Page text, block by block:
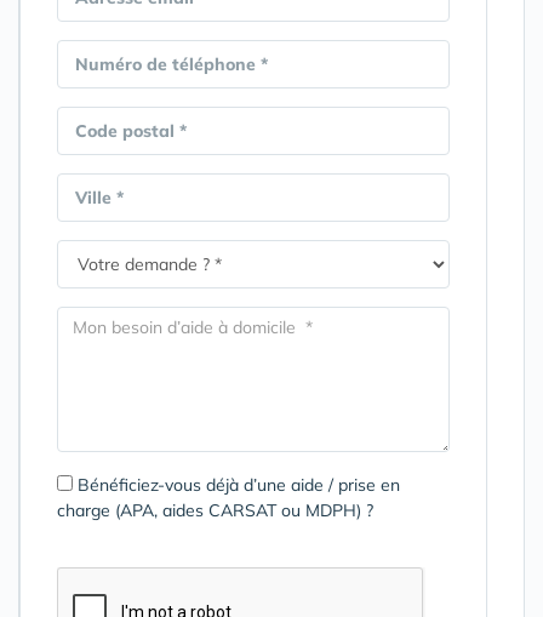
Numéro de téléphone *
Code postal *
Ville *
Bénéficiez-vous déjà d’une aide / prise en
charge (APA, aides CARSAT ou MDPH) ?